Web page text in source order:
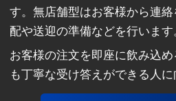
す。無店舗型はお客様から連
配や送迎の準備などを行います
お客様の注文を即座に飲み込
も丁寧な受け答えができる人に